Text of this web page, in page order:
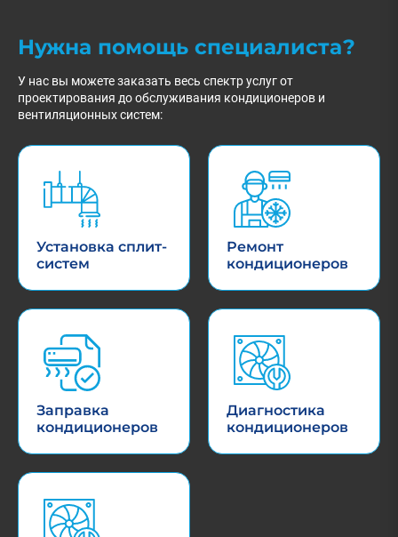
Нужна помощь специалиста?
У нас вы можете заказать весь спектр услуг от
проектирования до обслуживания кондиционеров и
вентиляционных систем:
Установка сплит-
систем
Ремонт
кондиционеров
Заправка
кондиционеров
Диагностика
кондиционеров